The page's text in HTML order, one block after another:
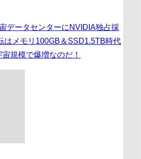
データセンターにNVIDIA独占採
はメモリ100GB＆SSD1.5TB時代
規模で爆増なのだ！